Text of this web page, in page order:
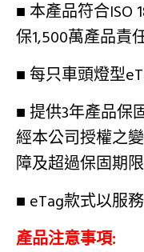
■ 本產品符合ISO
保1,500萬產品責
■ 每只車頭燈型
■ 提供3年產品保
經本公司授權之
障及超過保固期
■ eTag款式以服
產品注意事項: